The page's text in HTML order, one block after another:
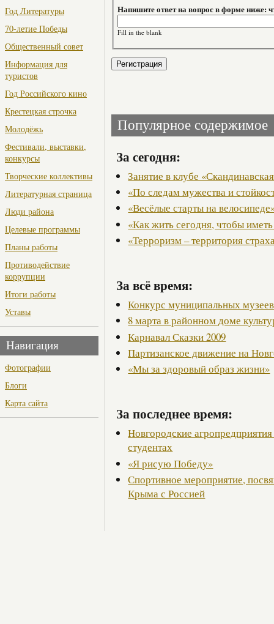
Год Литературы
70-летие Победы
Общественный совет
Информация для
туристов
Год Российского кино
Крестецкая строчка
Молодёжь
Фестивали, выставки,
конкурсы
Творческие коллективы
Литературная страница
Люди района
Целевые программы
Планы работы
Противодействие
коррупции
Итоги работы
Уставы
Навигация
Фотографии
Блоги
Карта сайта
Напишите ответ на вопрос в форме ниже:
Fill in the blank
Популярное содержимое
За сегодня:
Занятие в клубе
«По следам мужества и
«Весёлые старты на
«Как жить сегодня, чтобы
«Терроризм – территория
За всё время:
Конкурс муниципальных музеев
8 марта в районном доме
Карнавал Сказки 2009
Партизанское движение на
«Мы за здоровый образ жизни»
За последнее время:
Новгородские
студентах
«Я рисую Победу»
Спортивное мероприятие,
Крыма с Россией